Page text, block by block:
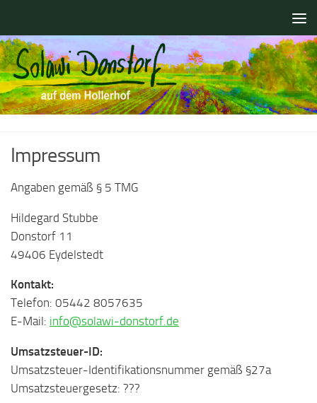
Impressum
Angaben gemäß § 5 TMG
Hildegard Stubbe
Donstorf 11
49406 Eydelstedt
Kontakt:
Telefon: 05442 8057635
E-Mail: info@solawi-donstorf.de
Umsatzsteuer-ID:
Umsatzsteuer-Identifikationsnummer gemäß §27a
Umsatzsteuergesetz: ???